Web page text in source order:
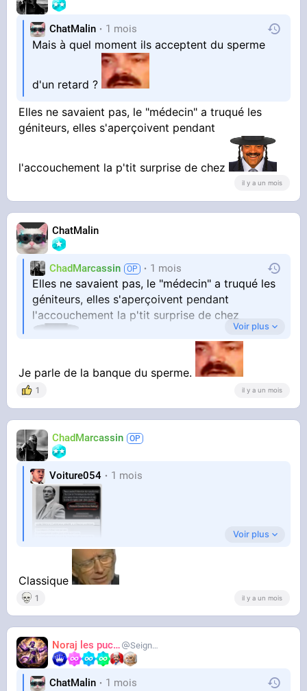
ChatMalin 1 mois
Mais à quel moment ils acceptent du sperme
d'un retard ?
Elles ne savaient pas, le "médecin" a truqué les
géniteurs, elles s'aperçoivent pendant
l'accouchement la p'tit surprise de chez
il y a un mois
ChatMalin
ChadMarcassin 1 mois
Elles ne savaient pas, le "médecin" a truqué les
géniteurs, elles s'aperçoivent pendant
l'accouchement la p'tit surprise de chez
Voir plus
Je parle de la banque du sperme.
1 il y a un mois
ChadMarcassin
Voiture054 1 mois
Voir plus
Classique
1 il y a un mois
Noraj les pucix SeigneurCooler
ChatMalin 1 mois